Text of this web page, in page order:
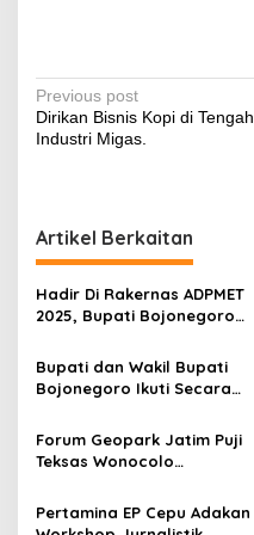
P
o
n
a
v
i
g
a
t
i
o
Previous post
Dirikan Bisnis Kopi di Tengah
Industri Migas.
Artikel Berkaitan
Hadir Di Rakernas ADPMET
2025, Bupati Bojonegoro
Migas dan Energi
Terbarukan Perkuat
Kemandirian Energi
Bupati dan Wakil Bupati
Bojonegoro Ikuti Secara
Peningkatan Produksi
Minyak Blok Cepu
Forum Geopark Jatim Puji
Teksas Wonocolo
Potensi Jadi Unesco Global
Geopark
Pertamina EP Cepu Adakan